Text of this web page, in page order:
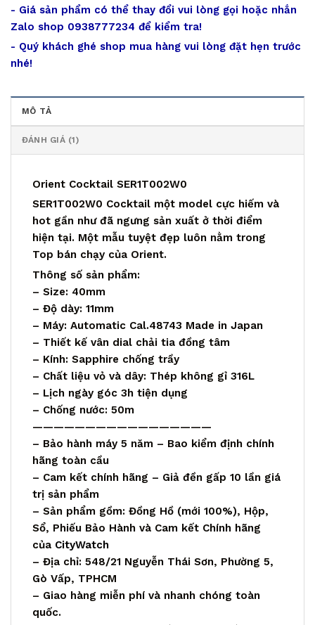
- Giá sản phẩm có thể thay đổi vui lòng gọi hoặc nhắn
Zalo shop 0938777234 để kiểm tra!
- Quý khách ghé shop mua hàng vui lòng đặt hẹn trước
nhé!
MÔ TẢ
ĐÁNH GIÁ (1)
Orient Cocktail SER1T002W0
SER1T002W0 Cocktail một model cực hiếm và
hot gần như đã ngưng sản xuất ở thời điểm
hiện tại. Một mẫu tuyệt đẹp luôn nằm trong
Top bán chạy của Orient.
Thông số sản phẩm:
– Size: 40mm
– Độ dày: 11mm
– Máy: Automatic Cal.48743 Made in Japan
– Thiết kế vân dial chải tia đồng tâm
– Kính: Sapphire chống trầy
– Chất liệu vỏ và dây: Thép không gỉ 316L
– Lịch ngày góc 3h tiện dụng
– Chống nước: 50m
—————————————————
– Bảo hành máy 5 năm – Bao kiểm định chính
hãng toàn cầu
– Cam kết chính hãng – Giả đền gấp 10 lần giá
trị sản phẩm
– Sản phẩm gồm: Đồng Hồ (mới 100%), Hộp,
Sổ, Phiếu Bảo Hành và Cam kết Chính hãng
của CityWatch
– Địa chỉ: 548/21 Nguyễn Thái Sơn, Phường 5,
Gò Vấp, TPHCM
– Giao hàng miễn phí và nhanh chóng toàn
quốc.